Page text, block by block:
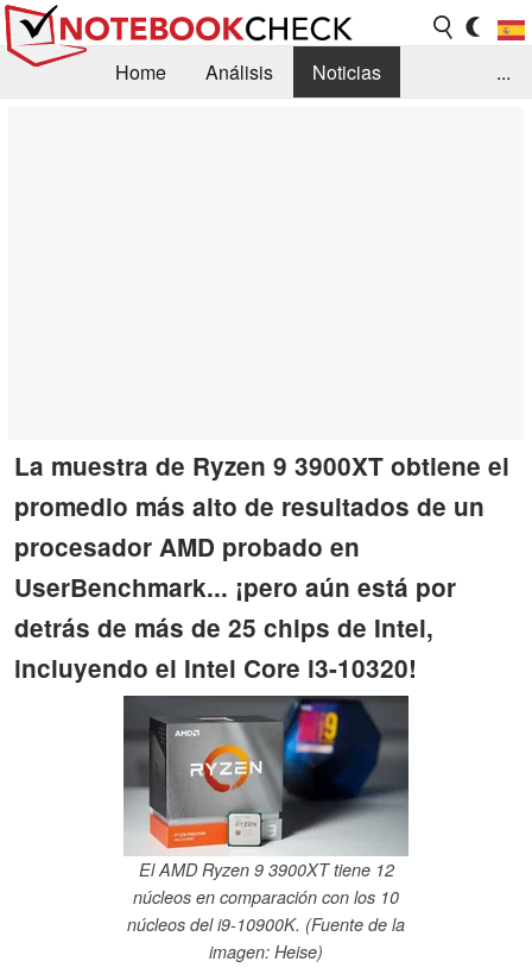
Home Análisis
Noticias
...
La muestra de Ryzen 9 3900XT obtiene el
promedio más alto de resultados de un
procesador AMD probado en
UserBenchmark... ¡pero aún está por
detrás de más de 25 chips de Intel,
incluyendo el Intel Core i3-10320!
El AMD Ryzen 9 3900XT tiene 12
núcleos en comparación con los 10
núcleos del i9-10900K. (Fuente de la
imagen: Heise)